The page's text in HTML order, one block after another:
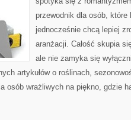
przewodnik dla osób, które
jednocześnie chcą lepiej
aranżacji. Całość skupia
ale nie zamyka się
artykułów o roślinach,
osób wrażliwych na piękno, gdzie